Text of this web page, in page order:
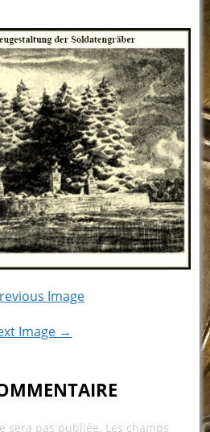
Image
Image →
sera pas publiée. Les champs